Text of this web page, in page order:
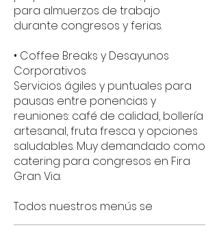
para almuerzos de trabajo
durante congresos y ferias.
• Coffee Breaks y Desayunos
Corporativos
Servicios ágiles y puntuales para
pausas entre ponencias y
reuniones: café de calidad, bollería
artesanal, fruta fresca y opciones
saludables. Muy demandado como
catering para congresos en Fira
Gran Via.
Todos nuestros menús se